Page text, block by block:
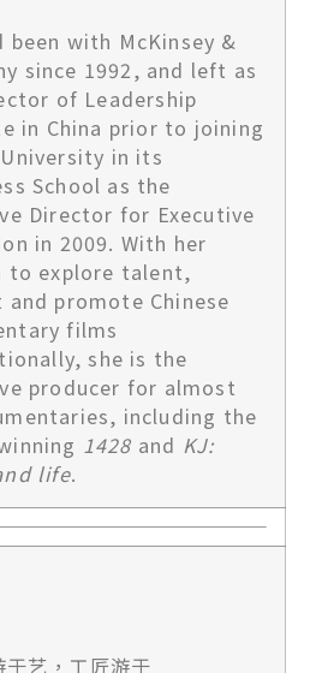
been with McKinsey &
since 1992, and left as
of Leadership
in China prior to joining
in its
School as the
Director for Executive
in 2009. With her
to explore talent,
and promote Chinese
films
she is the
producer for almost
including the
1428 and KJ:
life.
于艺，工匠游于